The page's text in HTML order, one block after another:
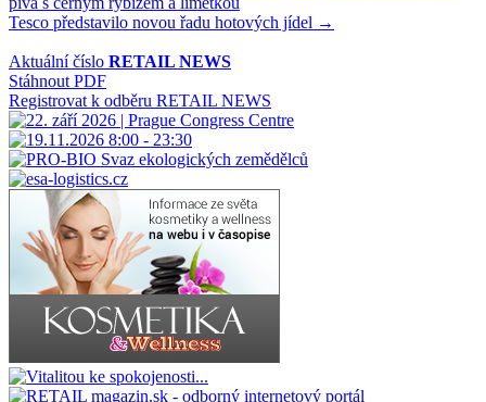
pro
Tesco představilo novou řadu hotových jídel →
Aktuální číslo RETAIL NEWS
Stáhnout PDF
Registrovat k odběru RETAIL NEWS